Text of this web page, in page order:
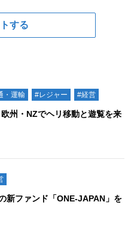
する
・運輸 #レジャー #経営
州・NZでヘリ移動と遊覧を来
新ファンド「ONE-JAPAN」を